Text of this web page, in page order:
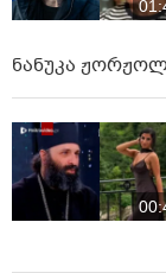
ნანუკა